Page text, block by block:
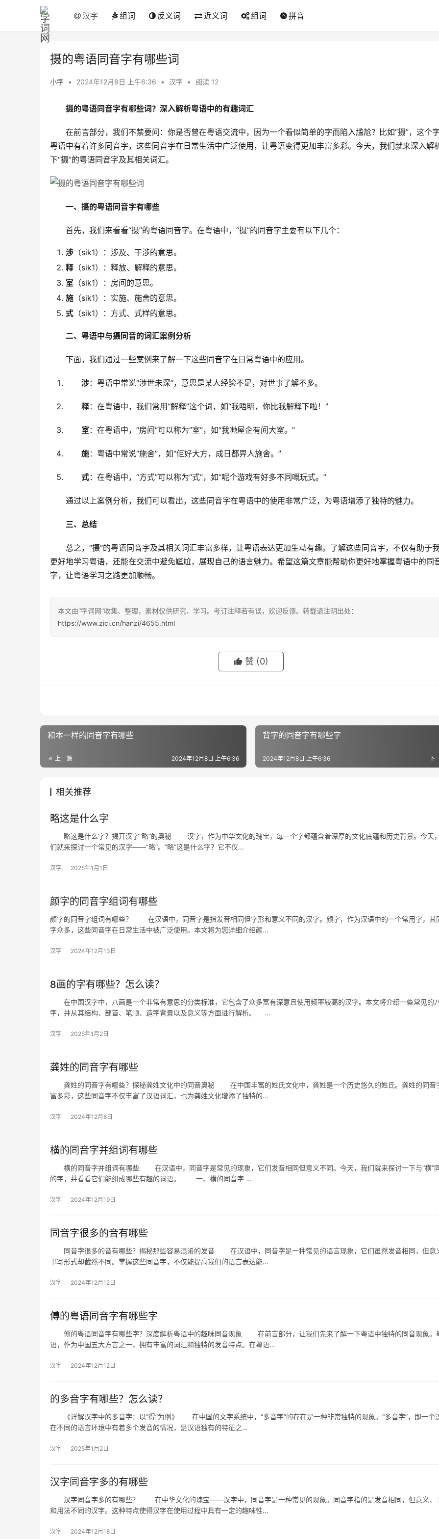
汉字 组词 反义词 近义词 组词 拼音
摄的粤语同音字有哪些词
小字 • 2024年12月8日 上午6:36 • 汉字 • 阅读 12
摄的粤语同音字有哪些词？深入解析粤语中的有趣词汇
在前言部分，我们不禁要问：你是否曾在粤语交流中，因为一个看似简单的字而陷入尴尬？比如“摄”，这个
粤语中有着许多同音字，这些同音字在日常生活中广泛使用，让粤语变得更加丰富多彩。今天，我们就来深入解
下“摄”的粤语同音字及其相关词汇。
一、摄的粤语同音字有哪些
首先，我们来看看“摄”的粤语同音字。在粤语中，“摄”的同音字主要有以下几个：
涉 （sik1）：涉及、干涉的意思。
释 （sik1）：释放、解释的意思。
室 （sik1）：房间的意思。
施 （sik1）：实施、施舍的意思。
式 （sik1）：方式、式样的意思。
二、粤语中与摄同音的词汇案例分析
下面，我们通过一些案例来了解一下这些同音字在日常粤语中的应用。
涉：粤语中常说“涉世未深”，意思是某人经验不足，对世事了解不多。
释：在粤语中，我们常用“解释”这个词，如“我唔明，你比我解释下啦！”
室 ：在粤语中，“房间”可以称为“室”，如“我哋屋企有间大室。”
施：粤语中常说“施舍”，如“佢好大方，成日都畀人施舍。”
式：在粤语中，“方式”可以称为“式”，如“呢个游戏有好多不同嘅玩式。”
通过以上案例分析，我们可以看出，这些同音字在粤语中的使用非常广泛，为粤语增添了独特的魅力。
三、总结
总之，“摄”的粤语同音字及其相关词汇丰富多样，让粤语表达更加生动有趣。了解这些同音字，不仅有助于
更好地学习粤语，还能在交流中避免尴尬，展现自己的语言魅力。希望这篇文章能帮助你更好地掌握粤语中的同
字，让粤语学习之路更加顺畅。
本文由“字词网”收集、整理，素材仅供研究、学习。考订注释若有误，欢迎反馈。转载请注明出处：
https://www.zici.cn/hanzi/4655.html
赞 (0)
和本一样的同音字有哪些
上一篇 2024年12月8日 上午6:36
背字的同音字有哪些字
下
2024年12月8日 上午6:36
相关推荐
略这是什么字
略这是什么字？揭开汉字“略”的奥秘 汉字，作为中华文化的瑰宝，每一个字都蕴含着深厚的文化底蕴和历史背景。今天
们就来探讨一个常见的汉字——“略”。“略”这是什么字？它不仅…
汉字 2025年1月1日
颜字的同音字组词有哪些
颜字的同音字组词有哪些？ 在汉语中，同音字是指发音相同但字形和意义不同的汉字。颜字，作为汉语中的一个常用字，其
字众多，这些同音字在日常生活中被广泛使用。本文将为您详细介绍颜…
汉字 2024年12月13日
8画的字有哪些？怎么读？
在中国汉字中，八画是一个非常有意思的分类标准，它包含了众多富有深意且使用频率较高的汉字。本文将介绍一些常见的
字，并从其结构、部首、笔顺、造字背景以及意义等方面进行解析。 …
汉字 2025年1月2日
龚姓的同音字有哪些
龚姓的同音字有哪些？探秘龚姓文化中的同音奥秘 在中国丰富的姓氏文化中，龚姓是一个历史悠久的姓氏。龚姓的同音
富多彩，这些同音字不仅丰富了汉语词汇，也为龚姓文化增添了独特的…
汉字 2024年12月8日
横的同音字并组词有哪些
横的同音字并组词有哪些 在汉语中，同音字是常见的现象，它们发音相同但意义不同。今天，我们就来探讨一下与“横”
的字，并看看它们能组成哪些有趣的词语。 一、横的同音字 …
汉字 2024年12月19日
同音字很多的音有哪些
同音字很多的音有哪些？揭秘那些容易混淆的发音 在汉语中，同音字是一种常见的语言现象，它们虽然发音相同，但意
书写形式却截然不同。掌握这些同音字，不仅能提高我们的语言表达能…
汉字 2024年12月12日
傅的粤语同音字有哪些字
傅的粤语同音字有哪些字？深度解析粤语中的趣味同音现象 在前言部分，让我们先来了解一下粤语中独特的同音现象。
语，作为中国五大方言之一，拥有丰富的词汇和独特的发音特点。在粤语…
汉字 2024年12月12日
的多音字有哪些？怎么读？
《详解汉字中的多音字：以“得”为例》 在中国的文字系统中，“多音字”的存在是一种非常独特的现象。“多音字”，即一个
在不同的语言环境中有着多个发音的情况，是汉语独有的特征之…
汉字 2025年1月2日
汉字同音字多的有哪些
汉字同音字多的有哪些？ 在中华文化的瑰宝——汉字中，同音字是一种常见的现象。同音字指的是发音相同，但意义、
和用法不同的汉字。这种特点使得汉字在使用过程中具有一定的趣味性…
汉字 2024年12月18日